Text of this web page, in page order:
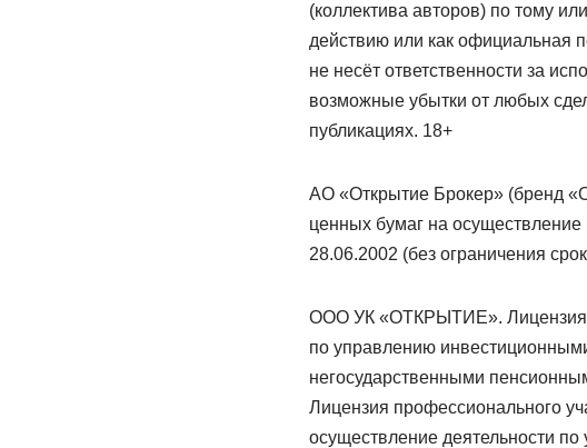
(коллектива авторов) по тому
действию или как официальная
не несёт ответственности за
возможные убытки от любых
публикациях. 18+
АО «Открытие Брокер» (бренд
ценных бумаг на
28.06.2002 (без ограничения
ООО УК «ОТКРЫТИЕ». Лицензия №
по управлению
негосударственными
Лицензия профессионального
осуществление деятельности